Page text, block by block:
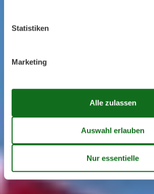
Statistiken
Marketing